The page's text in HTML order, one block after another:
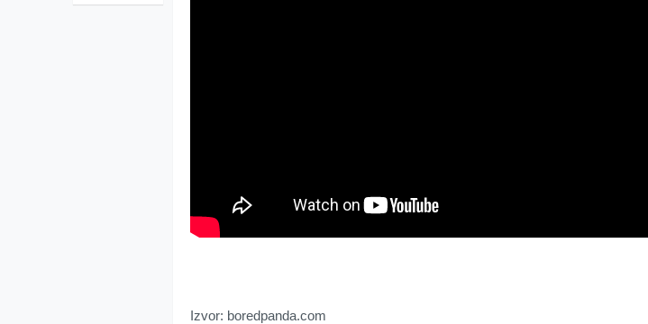
Izvor: boredpanda.com